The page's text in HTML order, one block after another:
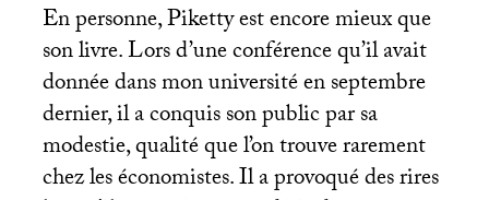
En personne, Piketty est encore mieux que
son livre. Lors d’une conférence qu’il avait
donnée dans mon université en septembre
dernier, il a conquis son public par sa
modestie, qualité que l’on trouve rarement
chez les économistes. Il a provoqué des rires